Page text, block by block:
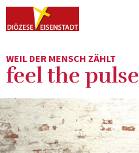
WEIL DER MENSCH ZÄHLT
feel the pulse